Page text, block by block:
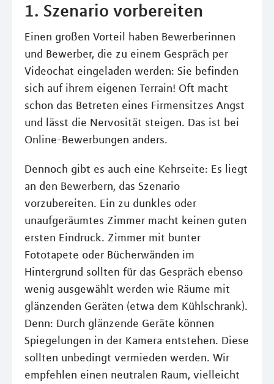
1. Szenario vorbereiten
Einen großen Vorteil haben Bewerberinnen
und Bewerber, die zu einem Gespräch per
Videochat eingeladen werden: Sie befinden
sich auf ihrem eigenen Terrain! Oft macht
schon das Betreten eines Firmensitzes Angst
und lässt die Nervosität steigen. Das ist bei
Online-Bewerbungen anders.
Dennoch gibt es auch eine Kehrseite: Es liegt
an den Bewerbern, das Szenario
vorzubereiten. Ein zu dunkles oder
unaufgeräumtes Zimmer macht keinen guten
ersten Eindruck. Zimmer mit bunter
Fototapete oder Bücherwänden im
Hintergrund sollten für das Gespräch ebenso
wenig ausgewählt werden wie Räume mit
glänzenden Geräten (etwa dem Kühlschrank).
Denn: Durch glänzende Geräte können
Spiegelungen in der Kamera entstehen. Diese
sollten unbedingt vermieden werden. Wir
empfehlen einen neutralen Raum, vielleicht